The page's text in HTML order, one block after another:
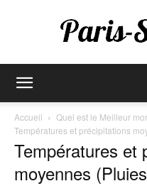
Accueil
Quel est le Meilleur
Températures et précipitations
Températures et
moyennes